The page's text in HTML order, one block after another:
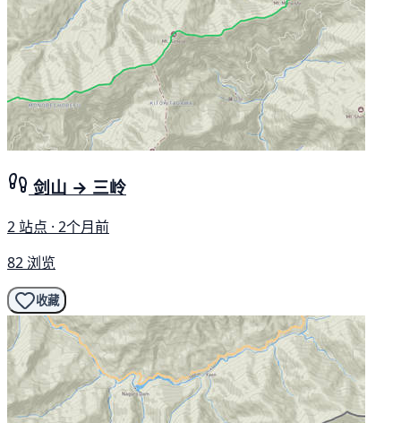
剑山 → 三岭
2 站点 · 2个月前
82 浏览
收藏